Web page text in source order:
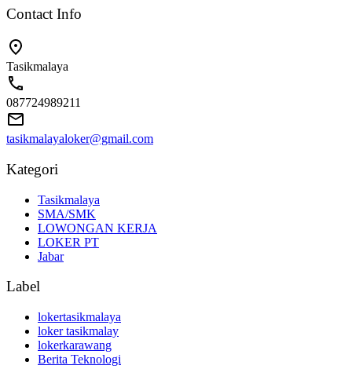
Contact Info
Tasikmalaya
087724989211
tasikmalayaloker@gmail.com
Kategori
Tasikmalaya
SMA/SMK
LOWONGAN KERJA
LOKER PT
Jabar
Label
lokertasikmalaya
loker tasikmalay
lokerkarawang
Berita Teknologi